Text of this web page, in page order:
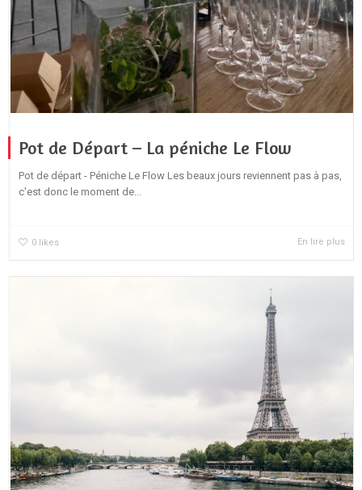
Pot de Départ – La péniche Le Flow
Pot de départ - Péniche Le Flow Les beaux jours reviennent pas à pas,
c'est donc le moment de...
0 likes En lire plus